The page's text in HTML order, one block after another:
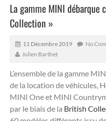
La gamme MINI
Collection »
11 Décembre 2019 No
Julien Barthet
L’ensemble de la gamme
de la location de véhicules,
MINI One et MINI
par le biais de la British